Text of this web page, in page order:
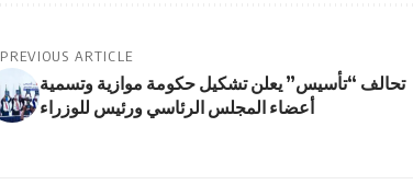
PREVIOUS ARTICLE
تحالف “تأسيس” يعلن تشكيل حكومة موازية وتسمية
أعضاء المجلس الرئاسي ورئيس للوزراء